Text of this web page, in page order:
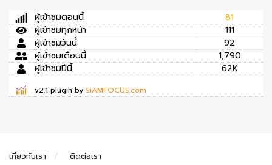
ผู้เข้าชมตอนนี้
81
ผู้เข้าชมทุกหน้า
111
ผู้เข้าชมวันนี้
92
ผู้เข้าชมเดือนนี้
1,790
ผู้เข้าชมปีนี้
62K
v2.1 plugin by SiAMFOCUS.com
เกี่ยวกับเรา ติดต่อเรา